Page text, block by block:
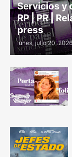
Servicios y
RP | PR |
press
lunes, julio 20, 2026